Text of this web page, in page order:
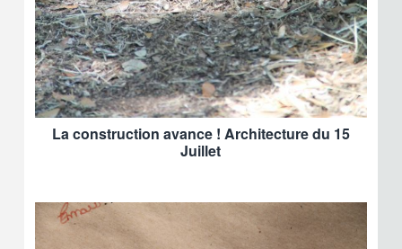
La construction avance ! Architecture du 15
Juillet